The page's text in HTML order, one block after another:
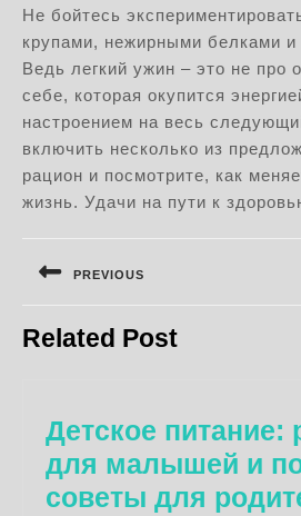
Не бойтесь
крупами, нежирными белками
Ведь легкий ужин – это не про
себе, которая окупится
настроением на весь
включить несколько из
рацион и посмотрите, как
жизнь. Удачи на пути к
по
PREVIOUS
запись:
Related Post
Детское питание:
для малышей и
советы для